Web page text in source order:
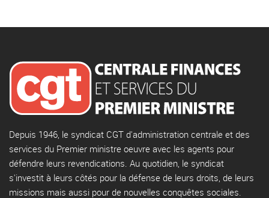
Depuis 1946, le syndicat CGT d'administration centrale et des
services du Premier ministre oeuvre avec les agents pour
défendre leurs revendications. Au quotidien, le syndicat
s'investit à leurs côtés pour la défense de leurs droits, de leurs
missions mais aussi pour de nouvelles conquêtes sociales.